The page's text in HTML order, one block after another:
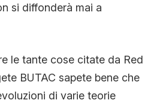
si diffonderà mai a
le tante cose citate da Red
BUTAC sapete bene che
di varie teorie